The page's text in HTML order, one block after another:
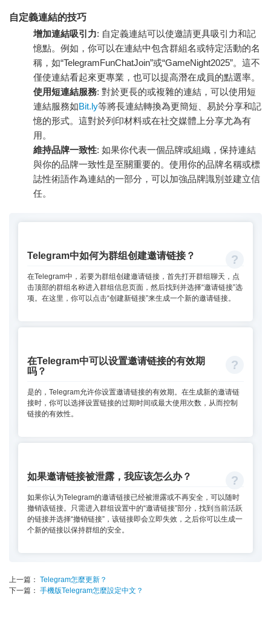
自定義連結的技巧
增加連結吸引力: 自定義連結可以使邀請更具吸引力和記
憶點。例如，你可以在連結中包含群組名或特定活動的名
稱，如“TelegramFunChatJoin”或“GameNight2025”。這不
僅使連結看起來更專業，也可以提高潛在成員的點選率。
使用短連結服務: 對於更長的或複雜的連結，可以使用短
連結服務如Bit.ly等將長連結轉換為更簡短、易於分享和記
憶的形式。這對於列印材料或在社交媒體上分享尤為有
用。
維持品牌一致性: 如果你代表一個品牌或組織，保持連結
與你的品牌一致性是至關重要的。使用你的品牌名稱或標
誌性術語作為連結的一部分，可以加強品牌識別並建立信
任。
Telegram中如何为群组创建邀请链接？
在Telegram中，若要为群组创建邀请链接，首先打开群组聊天，点
击顶部的群组名称进入群组信息页面，然后找到并选择“邀请链接”选
项。在这里，你可以点击“创建新链接”来生成一个新的邀请链接。
在Telegram中可以设置邀请链接的有效期
吗？
是的，Telegram允许你设置邀请链接的有效期。在生成新的邀请链
接时，你可以选择设置链接的过期时间或最大使用次数，从而控制
链接的有效性。
如果邀请链接被泄露，我应该怎么办？
如果你认为Telegram的邀请链接已经被泄露或不再安全，可以随时
撤销该链接。只需进入群组设置中的“邀请链接”部分，找到当前活跃
的链接并选择“撤销链接”，该链接即会立即失效，之后你可以生成一
个新的链接以保持群组的安全。
上一篇： Telegram怎麼更新？
下一篇： 手機版Telegram怎麼設定中文？